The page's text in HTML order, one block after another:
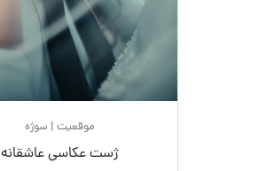
موقعیت | سوژه
ژست عکاسی عاشقانه